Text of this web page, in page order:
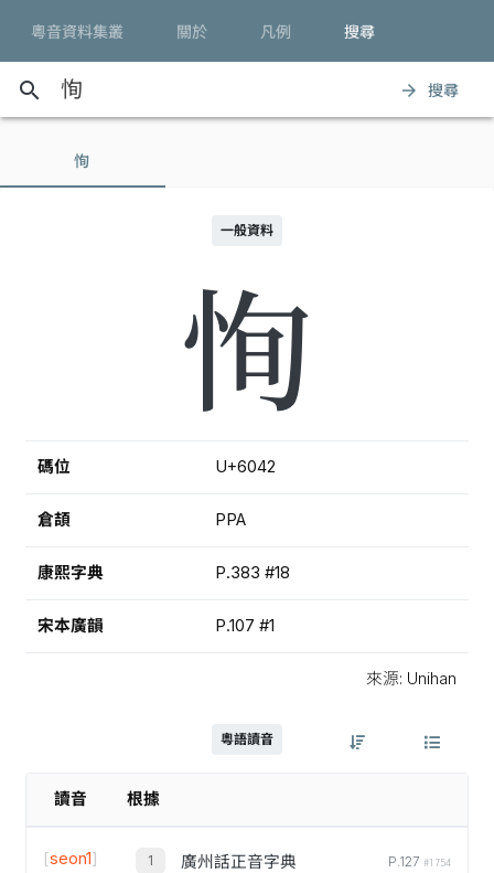
粵音資料集叢 關於 凡例 搜尋
search arrow_forward 搜尋
恂
一般資料
恂
碼位 U+6042
倉頡 PPA
康熙字典 P.383 #18
宋本廣韻 P.107 #1
來源: Unihan
粵語讀音
讀音 根據
[seon1] 廣州話正音字典 P.127 #1754